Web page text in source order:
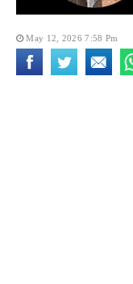
May 12, 2026 7:58 Pm